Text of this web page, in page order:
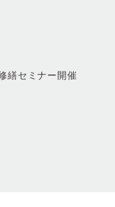
繕セミナー開催